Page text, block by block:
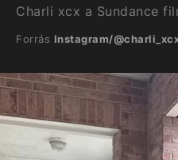
Charli xcx a Sundance
Forrás Instagram/